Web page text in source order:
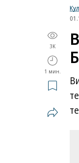
3K
1 мин.